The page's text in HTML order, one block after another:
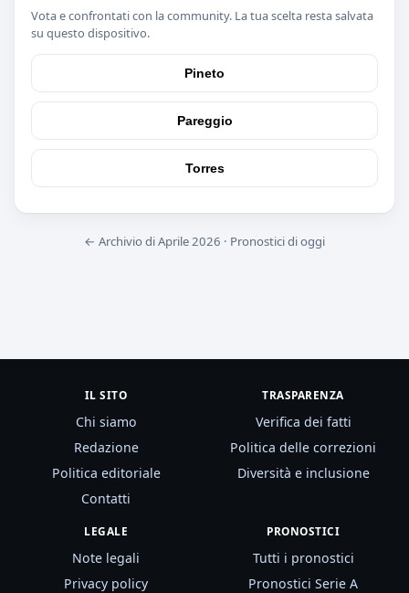
Vota e confrontati con la community. La tua scelta resta salvata
su questo dispositivo.
Pineto
Pareggio
Torres
← Archivio di Aprile 2026 · Pronostici di oggi
IL SITO
Chi siamo
Redazione
Politica editoriale
Contatti
TRASPARENZA
Verifica dei fatti
Politica delle correzioni
Diversità e inclusione
LEGALE
Note legali
Privacy policy
PRONOSTICI
Tutti i pronostici
Pronostici Serie A